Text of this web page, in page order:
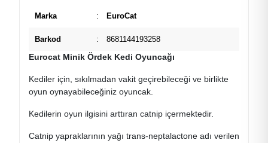
Marka : EuroCat
Barkod : 8681144193258
Eurocat Minik Ördek Kedi Oyuncağı
Kediler için, sıkılmadan vakit geçirebileceği ve birlikte
oyun oynayabileceğiniz oyuncak.
Kedilerin oyun ilgisini arttıran catnip içermektedir.
Catnip yapraklarının yağı trans-neptalactone adı verilen